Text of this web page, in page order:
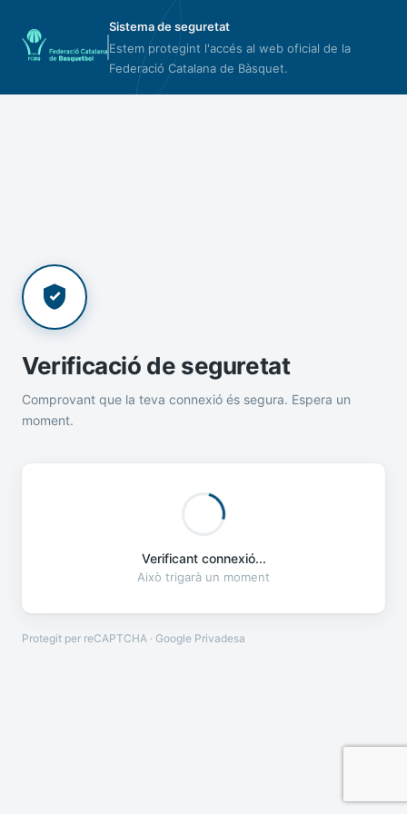
Sistema de seguretat
Estem protegint l'accés al web oficial de la
Federació Catalana de Bàsquet.
Verificació de seguretat
Comprovant que la teva connexió és segura. Espera un
moment.
Verificant connexió...
Això trigarà un moment
Protegit per reCAPTCHA · Google Privadesa